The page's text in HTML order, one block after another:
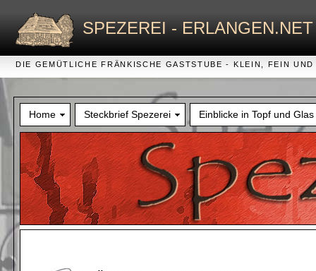
SPEZEREI - ERLANGEN.NET
DIE GEMÜTLICHE FRÄNKISCHE GASTSTUBE - KLEIN, FEIN UND
Home Steckbrief Spezerei Einblicke in Topf und Glas